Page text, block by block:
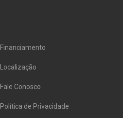
Financiamento
Localização
Fale Conosco
Política de Privacidade